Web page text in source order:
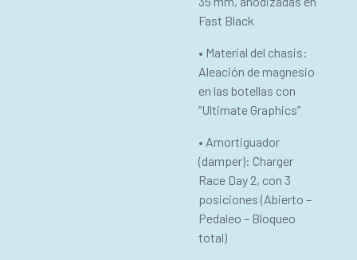
Fast Black
• Material del chasis:
Aleación de magnesio
en las botellas con
“Ultimate Graphics”
• Amortiguador
(damper): Charger
Race Day 2, con 3
posiciones (Abierto –
Pedaleo – Bloqueo
total)